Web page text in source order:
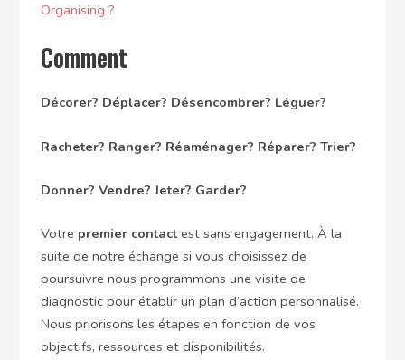
Organising ?
Comment
Décorer? Déplacer? Désencombrer? Léguer?
Racheter? Ranger? Réaménager? Réparer? Trier?
Donner? Vendre? Jeter? Garder?
Votre premier contactest sans engagement. À la
suite de notre échange si vous choisissez de
poursuivre nous programmons une visite de
diagnostic pour établir un plan d’action personnalisé.
Nous priorisons les étapes en fonction de vos
objectifs, ressources et disponibilités.